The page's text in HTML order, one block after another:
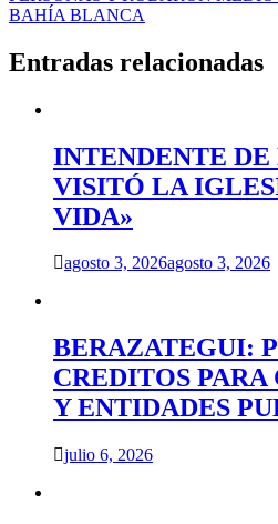
BAHÍA BLANCA
Entradas relacionadas
INTENDENTE
VISITÓ LA
VIDA»
agosto 3, 2026agosto 3, 2026
BERAZATEGUI:
CREDITOS PARA
Y ENTIDADES
julio 6, 2026